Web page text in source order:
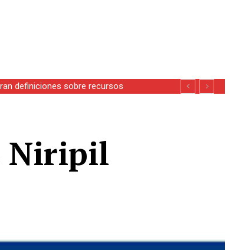
definiciones sobre recursos
Niripil